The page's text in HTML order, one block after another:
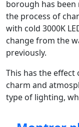
borough has
the process of
with cold 3000K
change from the
previously.
This has the
charm and
type of lighting,
form - without